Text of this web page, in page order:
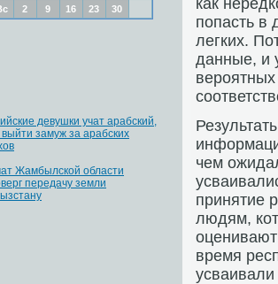
2 9 16 23 30
девушки учат арабский,
выйти замуж за арабских
Жамбылской области
передачу земли
как
попасть в
легких.
данные, и
чем
принятие
людям,
время